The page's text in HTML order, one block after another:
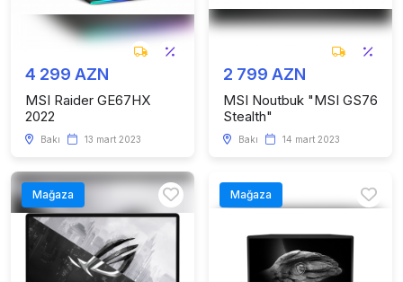
4 299 AZN
MSI Raider GE67HX
2022
Bakı 13 mart 2023
2 799 AZN
MSI Noutbuk "MSI GS76
Stealth"
Bakı 14 mart 2023
Mağaza Mağaza